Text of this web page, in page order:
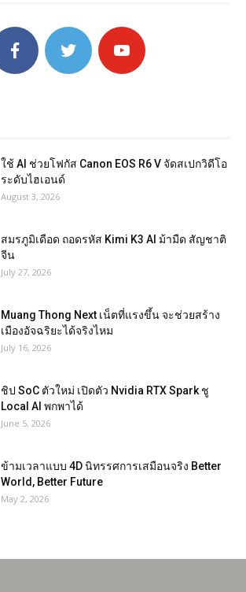
ใช้ AI ช่วยโฟกัส Canon EOS R6 V จัดสเปกวิดีโอ
ระดับไฮเอนด์
August 3, 2026
สมรภูมิเดือด ถอดรหัส Kimi K3 AI ม้ามืด สัญชาติ
จีน
July 27, 2026
Muang Thong Next เน็ตที่แรงขึ้น จะช่วยสร้าง
เมืองอัจฉริยะได้จริงไหม
July 16, 2026
ชิป SoC ตัวใหม่ เปิดตัว Nvidia RTX Spark ชู
Local AI พกพาได้
June 5, 2026
ข้ามเวลาแบบ 4D นิทรรศการเสมือนจริง Better
World, Better Future
May 2, 2026